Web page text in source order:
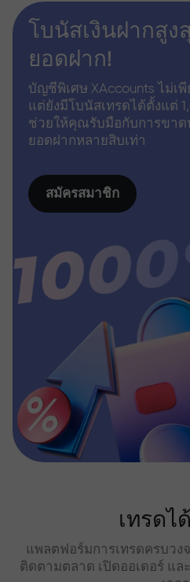
โบนัสเงินฝากสูง
ยอดฝาก!
บัญชีพิเศษ XAccounts ไม่เพี
แต่ยังมีโบนัสเทรดได้ตั้งแต่
ช่วยให้คุณรับมือกับการขาด
ยอดฝากหลายสิบเท่า
สมัครสมาชิก
เทรดไ
แพลตฟอร์มการเทรดครบว
ติดตามตลาด เปิดออเดอร์ แ